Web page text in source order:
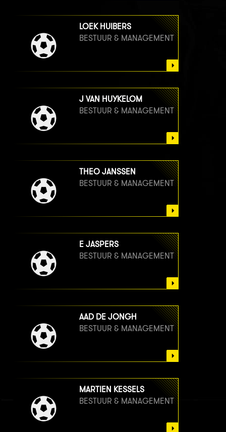
LOEK HUIBERS
BESTUUR & MANAGEMENT
J VAN HUYKELOM
BESTUUR & MANAGEMENT
THEO JANSSEN
BESTUUR & MANAGEMENT
E JASPERS
BESTUUR & MANAGEMENT
AAD DE JONGH
BESTUUR & MANAGEMENT
MARTIEN KESSELS
BESTUUR & MANAGEMENT